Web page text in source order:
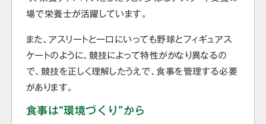
場で栄養士が活躍しています。
また、アスリートと一口にいっても野球とフィギュアス
ケートのように、競技によって特性がかなり異なるの
で、競技を正しく理解したうえで、食事を管理する必要
があります。
食事は“環境づくり”から